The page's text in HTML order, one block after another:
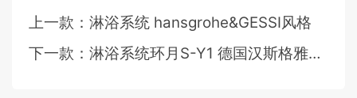
上一款：淋浴系统 hansgrohe&GESSI风格
下一款：淋浴系统环月S-Y1 德国汉斯格雅风格